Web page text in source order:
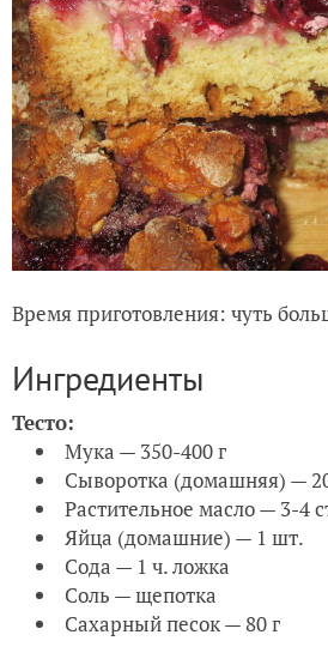
Время приготовления: чуть
Ингредиенты
Тесто:
Мука — 350-400 г
Сыворотка (домашняя) —
Растительное масло — 3-4
Яйца (домашние) — 1 шт.
Сода — 1 ч. ложка
Соль — щепотка
Сахарный песок — 80 г